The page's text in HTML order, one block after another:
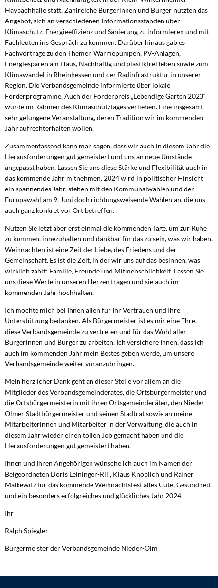
Haybachhalle statt. Zahlreiche Bürgerinnen und Bürger nutzten das
Angebot, sich an verschiedenen Informationsständen über
Klimaschutz, Energieeffizienz und Sanierung zu informieren und mit
Fachleuten ins Gespräch zu kommen. Darüber hinaus gab es
Fachvorträge zu den Themen Wärmepumpen, PV-Anlagen,
Energiesparen am Haus, Nachhaltig und plastikfrei leben sowie zum
Klimawandel in Rheinhessen und der Radinfrastruktur in unserer
Region. Die Verbandsgemeinde informierte über lokale
Förderprogramme. Auch der Förderpreis „Lebendige Gärten 2023“
wurde im Rahmen des Klimaschutztages verliehen. Eine insgesamt
sehr gelungene Veranstaltung, deren Tradition wir im kommenden
Jahr aufrechterhalten wollen.
Zusammenfassend kann man sagen, dass wir auch in diesem Jahr die
Herausforderungen gut gemeistert und uns an neue Umstände
angepasst haben. Lassen Sie uns diese Stärke und Flexibilität auch in
das kommende Jahr mitnehmen. 2024 wird in politischer Hinsicht
ein spannendes Jahr, stehen mit den Kommunalwahlen und der
Europawahl am 9. Juni doch richtungsweisende Wahlen an, die uns
auch ganz konkret vor Ort betreffen.
Nutzen Sie jetzt aber erst einmal die kommenden Tage, um zur Ruhe
zu kommen, innezuhalten und dankbar für das zu sein, was wir haben.
Weihnachten ist eine Zeit der Liebe, des Friedens und der
Gemeinschaft. Es ist die Zeit, in der wir uns auf das besinnen, was
wirklich zählt: Familie, Freunde und Mitmenschlichkeit. Lassen Sie
uns diese Werte in unseren Herzen tragen und sie auch im
kommenden Jahr hochhalten.
Ich möchte mich bei Ihnen allen für Ihr Vertrauen und Ihre
Unterstützung bedanken. Als Bürgermeister ist es mir eine Ehre,
diese Verbandsgemeinde zu vertreten und für das Wohl aller
Bürgerinnen und Bürger zu arbeiten. Ich versichere Ihnen, dass ich
auch im kommenden Jahr mein Bestes geben werde, um unsere
Verbandsgemeinde weiter voranzubringen.
Mein herzlicher Dank geht an dieser Stelle vor allem an die
Mitglieder des Verbandsgemeinderates, die Ortsbürgermeister und
die Ortsbürgermeisterin mit ihren Ortsgemeinderäten, den Nieder-
Olmer Stadtbürgermeister und seinen Stadtrat sowie an meine
Mitarbeiterinnen und Mitarbeiter in der Verwaltung, die auch in
diesem Jahr wieder einen tollen Job gemacht haben und die
Herausforderungen gut gemeistert haben.
Ihnen und Ihren Angehörigen wünsche ich auch im Namen der
Beigeordneten Doris Leininger-Rill, Klaus Knoblich und Rainer
Malkewitz für das kommende Weihnachtsfest alles Gute, Gesundheit
und ein besonders erfolgreiches und glückliches Jahr 2024.
Ihr
Ralph Spiegler
Bürgermeister der Verbandsgemeinde Nieder-Olm